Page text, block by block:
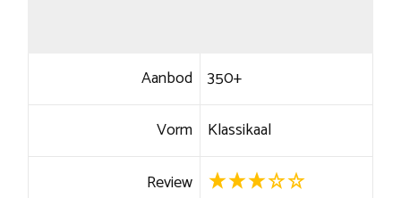
Aanbod 350+
Vorm Klassikaal
Review